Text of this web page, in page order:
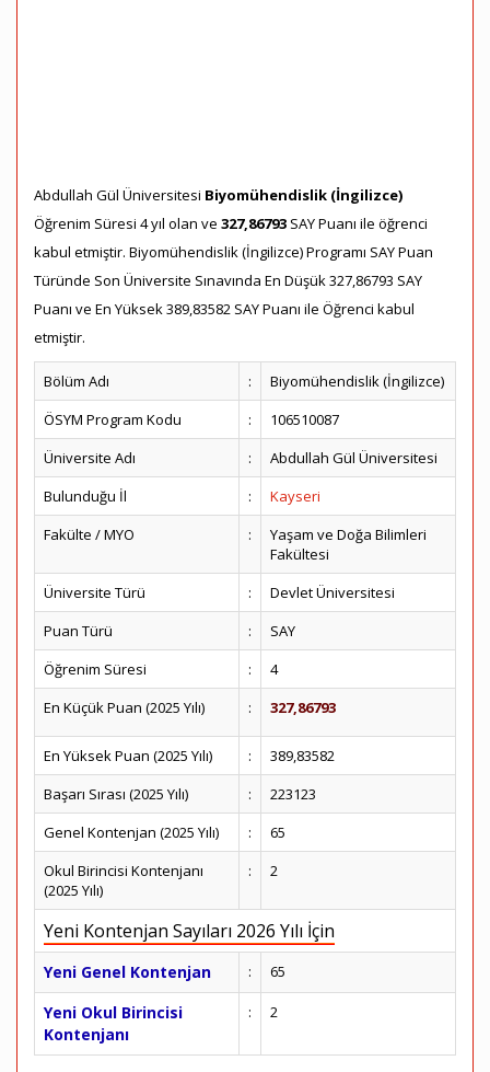
Abdullah Gül Üniversitesi Biyomühendislik (İngilizce)
Öğrenim Süresi 4 yıl olan ve 327,86793 SAY Puanı ile öğrenci
kabul etmiştir. Biyomühendislik (İngilizce) Programı SAY Puan
Türünde Son Üniversite Sınavında En Düşük 327,86793 SAY
Puanı ve En Yüksek 389,83582 SAY Puanı ile Öğrenci kabul
etmiştir.
Bölüm Adı :
Biyomühendislik (İngilizce)
ÖSYM Program Kodu
:
106510087
Üniversite Adı
:
Abdullah Gül Üniversitesi
Bulunduğu İl
:
Kayseri
Fakülte / MYO
:
Yaşam ve Doğa Bilimleri
Fakültesi
Üniversite Türü
:
Devlet Üniversitesi
Puan Türü
:
SAY
Öğrenim Süresi
:
4
En Küçük Puan (2025 Yılı)
: 327,86793
En Yüksek Puan (2025 Yılı) :
389,83582
Başarı Sırası (2025 Yılı)
:
223123
Genel Kontenjan (2025 Yılı)
:
65
Okul Birincisi Kontenjanı
(2025 Yılı)
: 2
Yeni Kontenjan Sayıları 2026 Yılı İçin
Yeni Genel Kontenjan : 65
Yeni Okul Birincisi
Kontenjanı
: 2